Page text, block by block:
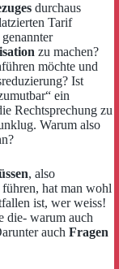
durchaus
Tarif
zu machen?
möchte und
Ist
ein
Rechtsprechung zu
Warum also
, also
hat man wohl
ist, wer weiss!
die- warum auch
auch Fragen